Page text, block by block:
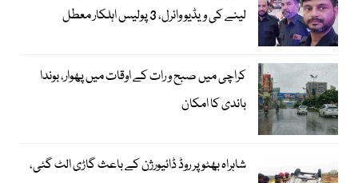
لینے کی ویڈیو وائرل، 3 پولیس اہلکار معطل
کراچی میں صبح و رات کے اوقات میں پھوار، بوندا
باندی کا امکان
شاہراہ بھٹو پر روڈ ڈائیورژن کے باعث گاڑی الٹ گئی،